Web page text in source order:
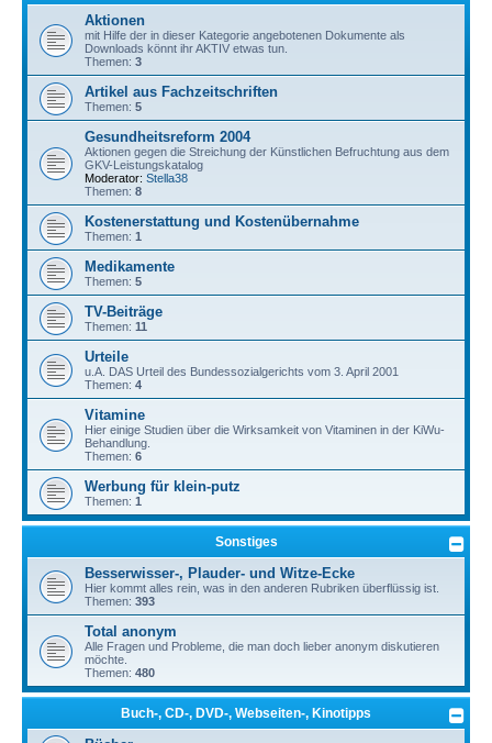
Aktionen
mit Hilfe der in dieser Kategorie angebotenen Dokumente als
Downloads könnt ihr AKTIV etwas tun.
Themen: 3
Artikel aus Fachzeitschriften
Themen: 5
Gesundheitsreform 2004
Aktionen gegen die Streichung der Künstlichen Befruchtung aus dem
GKV-Leistungskatalog
Moderator: Stella38
Themen: 8
Kostenerstattung und Kostenübernahme
Themen: 1
Medikamente
Themen: 5
TV-Beiträge
Themen: 11
Urteile
u.A. DAS Urteil des Bundessozialgerichts vom 3. April 2001
Themen: 4
Vitamine
Hier einige Studien über die Wirksamkeit von Vitaminen in der KiWu-
Behandlung.
Themen: 6
Werbung für klein-putz
Themen: 1
Sonstiges
Besserwisser-, Plauder- und Witze-Ecke
Hier kommt alles rein, was in den anderen Rubriken überflüssig ist.
Themen: 393
Total anonym
Alle Fragen und Probleme, die man doch lieber anonym diskutieren
möchte.
Themen: 480
Buch-, CD-, DVD-, Webseiten-, Kinotipps